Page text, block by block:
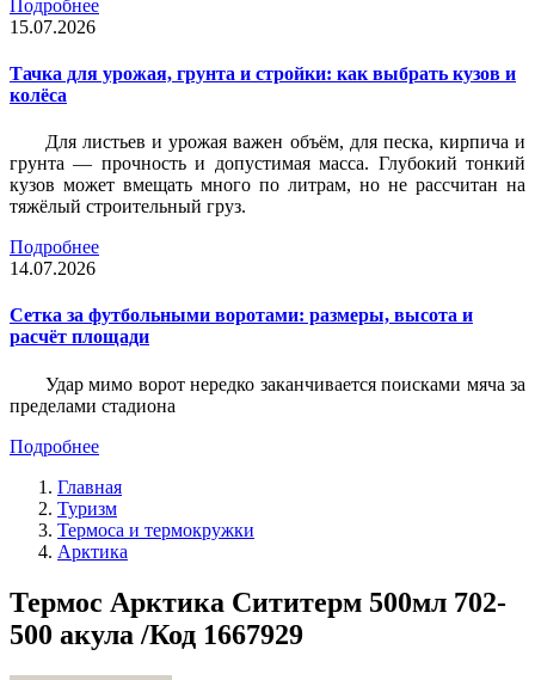
Подробнее
15.07.2026
Тачка для урожая, грунта и стройки: как выбрать кузов и
колёса
Для листьев и урожая важен объём, для песка, кирпича и
грунта — прочность и допустимая масса. Глубокий тонкий
кузов может вмещать много по литрам, но не рассчитан на
тяжёлый строительный груз.
Подробнее
14.07.2026
Сетка за футбольными воротами: размеры, высота и
расчёт площади
Удар мимо ворот нередко заканчивается поисками мяча за
пределами стадиона
Подробнее
Главная
Туризм
Термоса и термокружки
Арктика
Термос Арктика Сититерм 500мл 702-
500 акула /Код 1667929